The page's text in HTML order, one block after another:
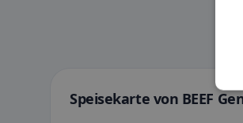
Speisekarte von BEEF